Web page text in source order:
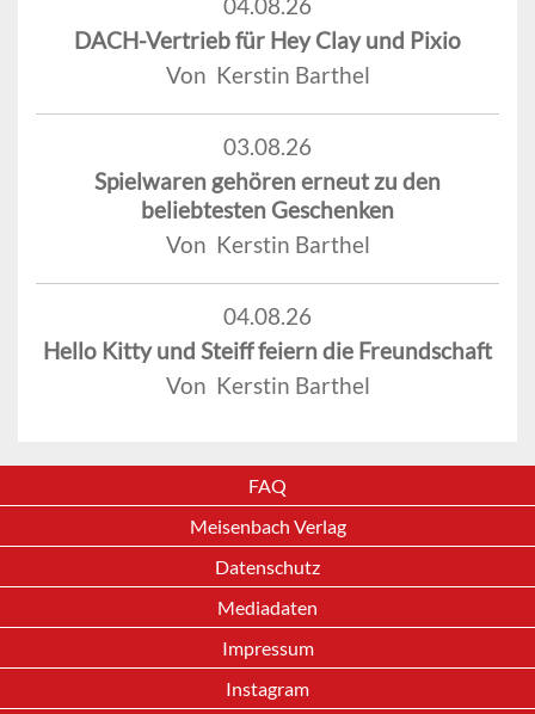
DACH-Vertrieb für Hey Clay und Pixio
Von Kerstin Barthel
03.08.26
Spielwaren gehören erneut zu den
beliebtesten Geschenken
Von Kerstin Barthel
04.08.26
Hello Kitty und Steiff feiern die Freundschaft
Von Kerstin Barthel
FAQ
Meisenbach Verlag
Datenschutz
Mediadaten
Impressum
Instagram